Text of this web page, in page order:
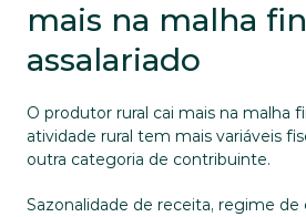
mais na malha
assalariado
O produtor rural cai mais na malha
atividade rural tem mais variáveis
outra categoria de contribuinte.
Sazonalidade de receita, regime de